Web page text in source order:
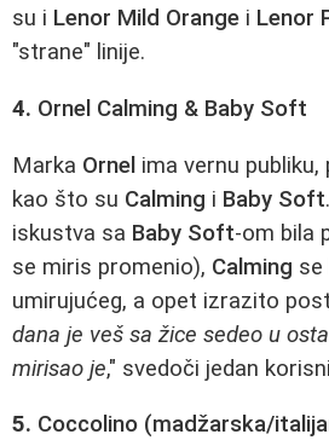
su i Lenor Mild Orange i Lenor
"strane" linije.
4. Ornel Calming & Baby Soft
Marka Ornel ima vernu
kao što su Calming i Baby Soft
iskustva sa Baby Soft-om bila
se miris promenio), Calming se
umirujućeg, a opet izrazito
dana je veš sa žice sedeo u
mirisao je," svedoči jedan
5. Coccolino (madžarska/